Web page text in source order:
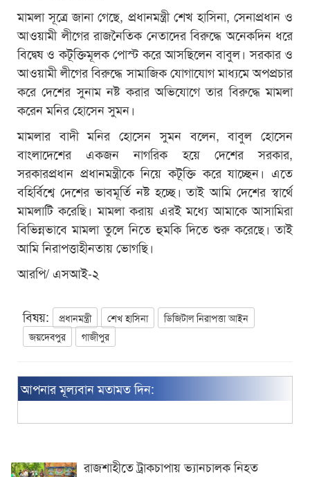
মামলা সূত্রে জানা গেছে, প্রধানমন্ত্রী শেখ হাসিনা, সেনাপ্রধান ও
আওয়ামী লীগের রাজনৈতিক নেতাদের বিরুদ্ধে অনেকদিন ধরে
বিদ্বেষ ও কটূক্তিমূলক পোস্ট করে আসছিলেন বাবুল। সরকার ও
আওয়ামী লীগের বিরুদ্ধে সামাজিক যোগাযোগ মাধ্যমে অপপ্রচার
করে দেশের সুনাম নষ্ট করার অভিযোগে তার বিরুদ্ধে মামলা
করেন মনির হোসেন সুমন।
মামলার বাদী মনির হোসেন সুমন বলেন, বাবুল হোসেন
বাংলাদেশের একজন নাগরিক হয়ে দেশের সরকার,
সরকারপ্রধান প্রধানমন্ত্রীকে নিয়ে কটূক্তি করে যাচ্ছেন। এতে
বহির্বিশ্বে দেশের ভাবমূর্তি নষ্ট হচ্ছে। তাই আমি দেশের স্বার্থে
মামলাটি করেছি। মামলা করায় এরই মধ্যে আমাকে আসামিরা
বিভিন্নভাবে মামলা তুলে নিতে হুমকি দিতে শুরু করেছে। তাই
আমি নিরাপত্তাহীনতায় ভোগছি।
আরপি/ এসআই-২
বিষয়: প্রধানমন্ত্রী শেখ হাসিনা
ডিজিটাল নিরাপত্তা আইন
জয়দেবপুর
গাজীপুর
আপনার মূল্যবান মতামত দিন:
রাজশাহীতে ট্রাকচাপায় ভ্যানচালক নিহত